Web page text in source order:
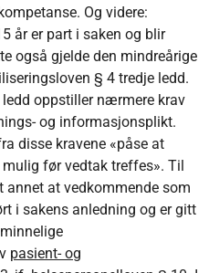
Og videre:
år er part i saken og blir
også gjelde den mindreårige
§ 4 tredje ledd.
oppstiller nærmere krav
og informasjonsplikt.
disse kravene «påse at
før vedtak treffes». Til
at vedkommende som
i sakens anledning og er gitt
pasient- og